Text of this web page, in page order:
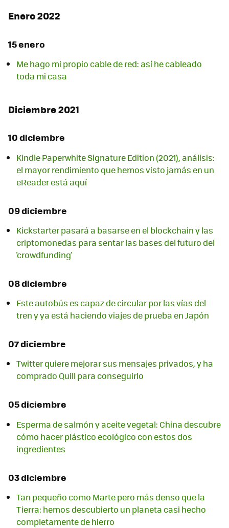
Enero 2022
15 enero
Me hago mi propio cable de red: así he cableado
toda mi casa
Diciembre 2021
10 diciembre
Kindle Paperwhite Signature Edition (2021), análisis:
el mayor rendimiento que hemos visto jamás en un
eReader está aquí
09 diciembre
Kickstarter pasará a basarse en el blockchain y las
criptomonedas para sentar las bases del futuro del
'crowdfunding'
08 diciembre
Este autobús es capaz de circular por las vías del
tren y ya está haciendo viajes de prueba en Japón
07 diciembre
Twitter quiere mejorar sus mensajes privados, y ha
comprado Quill para conseguirlo
05 diciembre
Esperma de salmón y aceite vegetal: China descubre
cómo hacer plástico ecológico con estos dos
ingredientes
03 diciembre
Tan pequeño como Marte pero más denso que la
Tierra: hemos descubierto un planeta casi hecho
completamente de hierro